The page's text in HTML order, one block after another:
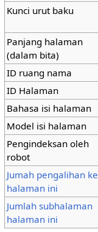
Kunci urut baku
Panjang halaman
(dalam bita)
ID ruang nama
ID Halaman
Bahasa isi halaman
Model isi halaman
Pengindeksan oleh
robot
Jumah pengalihan ke
halaman ini
Jumlah subhalaman
halaman ini